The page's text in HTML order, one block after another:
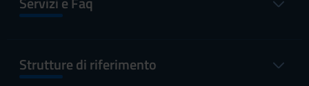
Strutture di riferimento